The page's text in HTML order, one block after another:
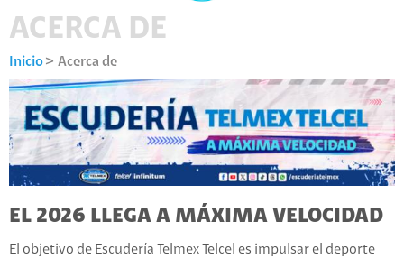
ACERCA DE
Inicio Acerca de
EL 2026 LLEGA A MÁXIMA VELOCIDAD
El objetivo de Escudería Telmex Telcel es impulsar el deporte